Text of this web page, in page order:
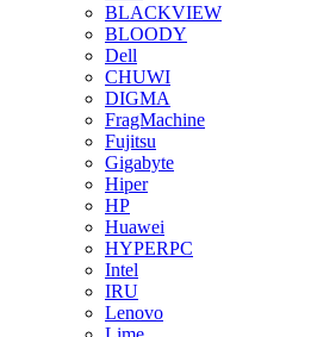
BLACKVIEW
BLOODY
Dell
CHUWI
DIGMA
FragMachine
Fujitsu
Gigabyte
Hiper
HP
Huawei
HYPERPC
Intel
IRU
Lenovo